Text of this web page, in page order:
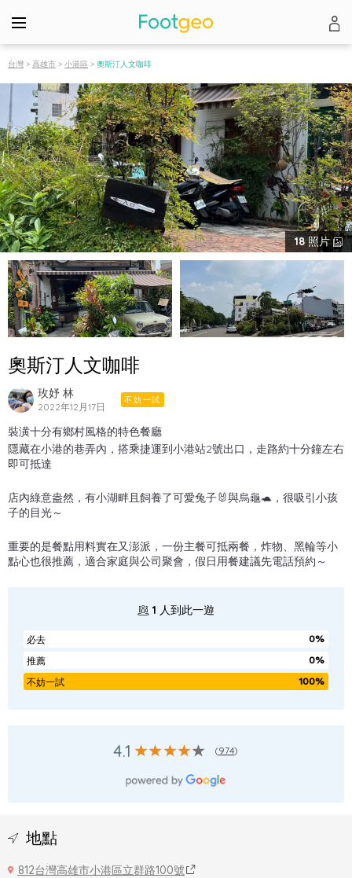
台灣 > 高雄市 > 小港區 > 奧斯汀人文咖啡
18照片
奧斯汀人文咖啡
玫妤 林
2022年12月17日
不妨一試
裝潢十分有鄉村風格的特色餐廳
隱藏在小港的巷弄內，搭乘捷運到小港站2號出口，走路約十分鐘左右
即可抵達
店內綠意盎然，有小湖畔且飼養了可愛兔子🐰與烏龜🐢，很吸引小孩
子的目光～
重要的是餐點用料實在又澎派，一份主餐可抵兩餐，炸物、黑輪等小
點心也很推薦，適合家庭與公司聚會，假日用餐建議先電話預約～
1 人到此一遊
必去
0%
推薦
0%
不妨一試
100%
4.1 (974)
地點
812台灣高雄市小港區立群路100號